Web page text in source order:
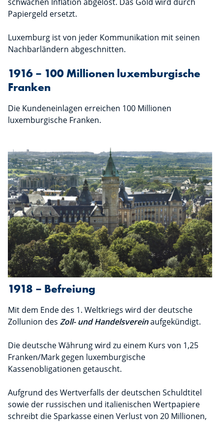
Papiergeld ersetzt.
Luxemburg ist von jeder Kommunikation mit seinen
Nachbarländern abgeschnitten.
1916 – 100 Millionen luxemburgische
Franken
Die Kundeneinlagen erreichen 100 Millionen
luxemburgische Franken.
1918 – Befreiung
Mit dem Ende des 1. Weltkriegs wird der deutsche
Zollunion des Zoll- und Handelsvereinaufgekündigt.
Die deutsche Währung wird zu einem Kurs von 1,25
Franken/Mark gegen luxemburgische
Kassenobligationen getauscht.
Aufgrund des Wertverfalls der deutschen Schuldtitel
sowie der russischen und italienischen Wertpapiere
schreibt die Sparkasse einen Verlust von 20 Millionen,